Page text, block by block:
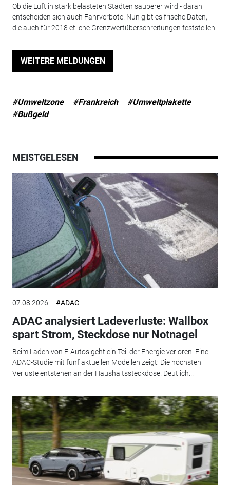
Ob die Luft in stark belasteten Städten sauberer wird - daran
entscheiden sich auch Fahrverbote. Nun gibt es frische Daten,
die auch für 2018 etliche Grenzwertüberschreitungen feststellen.
WEITERE MELDUNGEN
#Umweltzone #Frankreich
#Umweltplakette
#Bußgeld
MEISTGELESEN
07.08.2026 #ADAC
ADAC analysiert Ladeverluste: Wallbox
spart Strom, Steckdose nur Notnagel
Beim Laden von E-Autos geht ein Teil der Energie verloren. Eine
ADAC-Studie mit fünf aktuellen Modellen zeigt: Die höchsten
Verluste entstehen an der Haushaltssteckdose. Deutlich...